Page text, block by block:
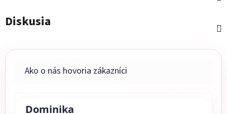
Diskusia
Dominika